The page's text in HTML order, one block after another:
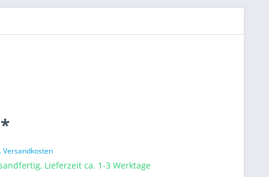
Versandkosten
Lieferzeit ca. 1-3 Werktage